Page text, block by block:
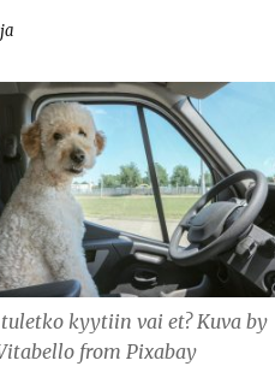
tuletko kyytiin vai et? Kuva by
from Pixabay